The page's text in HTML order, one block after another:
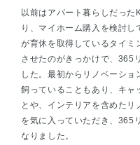
以前はアパート暮らしだっ
り、マイホーム購入を検討
が育休を取得しているタイミ
させたのがきっかけで、365
した。最初からリノベーシ
飼っていることもあり、キャ
とや、インテリアを含めた
を気に入っていただき、365
なりました。